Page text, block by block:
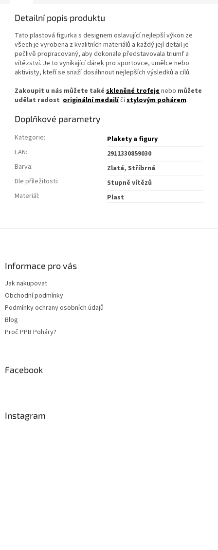
Detailní popis produktu
Tato plastová figurka s designem oslavující nejlepší výkon ze
všech je vyrobena z kvalitních materiálů a každý její detail je
pečlivě propracovaný, aby dokonale představovala triumf a
vítězství. Je to vynikající dárek pro sportovce, umělce nebo
aktivisty, kteří se snaží dosáhnout nejlepších výsledků a cílů.
Zakoupit u nás můžete také skleněné trofejenebo můžete
udělat radost originální medailíči stylovým pohárem.
Doplňkové parametry
Kategorie:
Plakety a figury
EAN:
2911330859030
Barva:
Zlatá, Stříbrná
Dle příležitosti:
Stupně vítězů
Materiál: Plast
Informace pro vás
Jak nakupovat
Obchodní podmínky
Podmínky ochrany osobních údajů
Blog
Proč PPB Poháry?
Facebook
Instagram